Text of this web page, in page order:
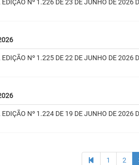
Nº 1.226 DE 23 DE JUNHO DE 2026
Nº 1.225 DE 22 DE JUNHO DE 2026
Nº 1.224 DE 19 DE JUNHO DE 2026
1 2